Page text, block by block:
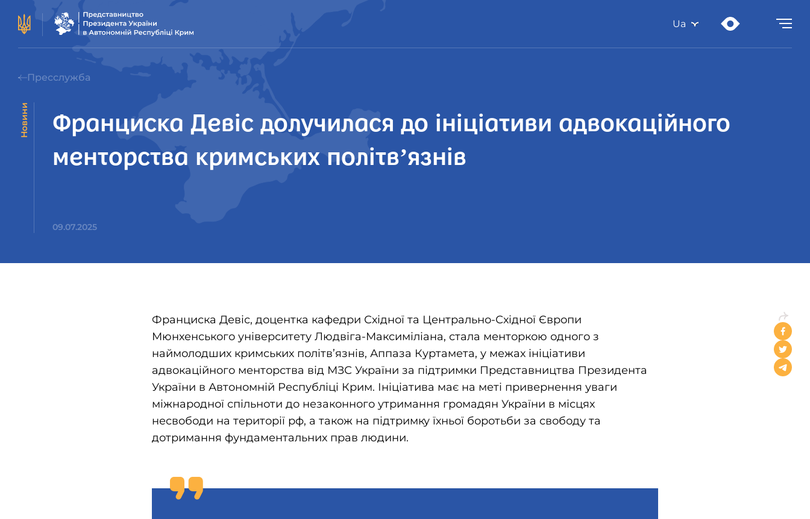
Ua
Пресслужба
Новини
Франциска Девіс долучилася до ініціативи адвокаційного
менторства кримських політвʼязнів
09.07.2025
Франциска Девіс, доцентка кафедри Східної та Центрально-Східної Європи
Мюнхенського університету Людвіга-Максиміліана, стала менторкою одного з
наймолодших кримських політв’язнів, Аппаза Куртамета, у межах ініціативи
адвокаційного менторства від МЗС України за підтримки Представництва Президента
України в Автономній Республіці Крим. Ініціатива має на меті привернення уваги
міжнародної спільноти до незаконного утримання громадян України в місцях
несвободи на території рф, а також на підтримку їхньої боротьби за свободу та
дотримання фундаментальних прав людини.